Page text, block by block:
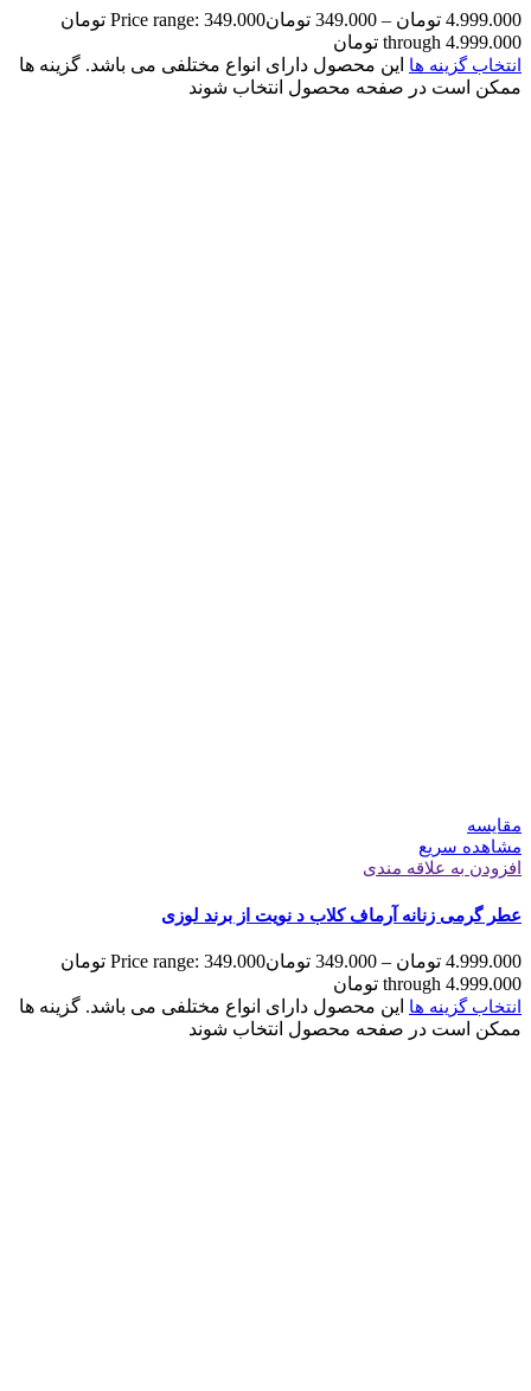
4.999.000 تومان –
349.000 تومان
Price range: 349.000 تومان
through 4.999.000 تومان
انتخاب گزینه ها
این محصول دارای انواع مختلفی می باشد. گزینه ها
ممکن است در صفحه محصول انتخاب شوند
مقایسه
مشاهده سریع
افزودن به علاقه مندی
عطر گرمی زنانه آرماف کلاب د نویت از برند لوزی
4.999.000 تومان –
349.000 تومان
Price range: 349.000 تومان
through 4.999.000 تومان
انتخاب گزینه ها
این محصول دارای انواع مختلفی می باشد. گزینه ها
ممکن است در صفحه محصول انتخاب شوند